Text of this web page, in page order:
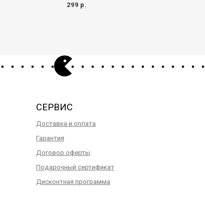
299 р.
СЕРВИС
Доставка и оплата
Гарантия
Договор оферты
Подарочный сертификат
Дисконтная программа